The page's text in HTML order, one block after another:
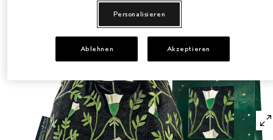
ALLE KOLLEKTIONEN
Personalisieren
Ablehnen Akzeptieren